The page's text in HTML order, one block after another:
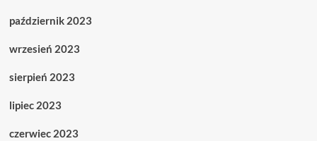
październik 2023
wrzesień 2023
sierpień 2023
lipiec 2023
czerwiec 2023